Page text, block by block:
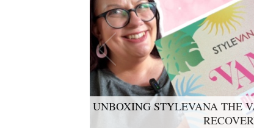
UNBOXING STYLEVANA THE